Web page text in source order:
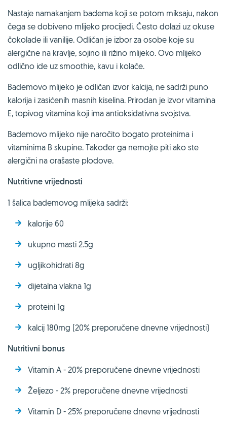
Nastaje namakanjem badema koji se potom miksaju, nakon
čega se dobiveno mlijeko procijedi. Često dolazi uz okuse
čokolade ili vanilije. Odličan je izbor za osobe koje su
alergične na kravlje, sojino ili rižino mlijeko. Ovo mlijeko
odlično ide uz smoothie, kavu i kolače.
Bademovo mlijeko je odličan izvor kalcija, ne sadrži puno
kalorija i zasićenih masnih kiselina. Prirodan je izvor vitamina
E, topivog vitamina koji ima antioksidativna svojstva.
Bademovo mlijeko nije naročito bogato proteinima i
vitaminima B skupine. Također ga nemojte piti ako ste
alergični na orašaste plodove.
Nutritivne vrijednosti
1 šalica bademovog mlijeka sadrži:
kalorije 60
ukupno masti 2.5g
ugljikohidrati 8g
dijetalna vlakna 1g
proteini 1g
kalcij 180mg (20% preporučene dnevne vrijednosti)
Nutritivni bonus
Vitamin A - 20% preporučene dnevne vrijednosti
Željezo - 2% preporučene dnevne vrijednosti
Vitamin D - 25% preporučene dnevne vrijednosti